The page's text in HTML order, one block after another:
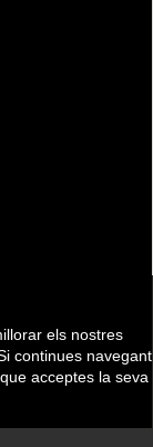
els nostres
continues navegant
acceptes la seva